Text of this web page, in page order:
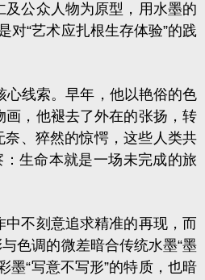
公众人物为原型，用水墨的
对“艺术应扎根生存体验”的践
线索。早年，他以艳俗的色
，他褪去了外在的张扬，转
、猝然的惊愕，这些人类共
生命本就是一场未完成的旅
不刻意追求精准的再现，而
色调的微差暗合传统水墨“墨
“写意不写形”的特质，也暗